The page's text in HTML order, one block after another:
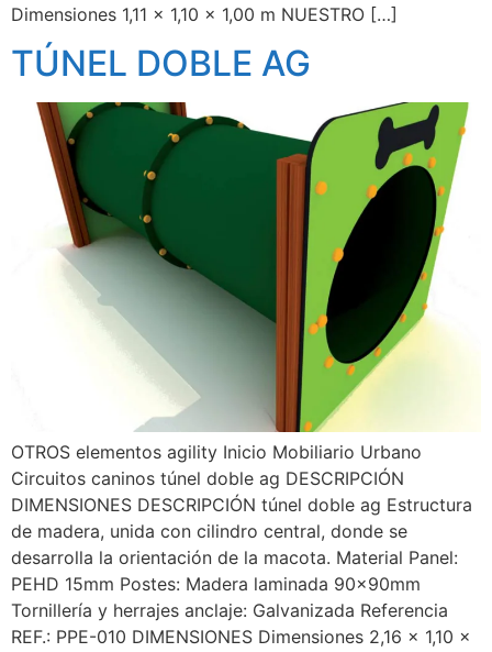
Dimensiones 1,11 x 1,10 x 1,00 m NUESTRO […]
TÚNEL DOBLE AG
OTROS elementos agility Inicio Mobiliario Urbano
Circuitos caninos túnel doble ag DESCRIPCIÓN
DIMENSIONES DESCRIPCIÓN túnel doble ag Estructura
de madera, unida con cilindro central, donde se
desarrolla la orientación de la macota. Material Panel:
PEHD 15mm Postes: Madera laminada 90x90mm
Tornillería y herrajes anclaje: Galvanizada Referencia
REF.: PPE-010 DIMENSIONES Dimensiones 2,16 x 1,10 x